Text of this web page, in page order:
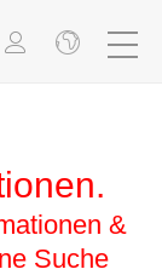
&
Suche